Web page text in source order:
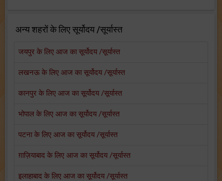
अन्य शहरों के लिए सूर्योदय /सूर्यास्त
जयपुर के लिए आज का सूर्योदय /सूर्यास्त
लखनऊ के लिए आज का सूर्योदय /सूर्यास्त
कानपुर के लिए आज का सूर्योदय /सूर्यास्त
भोपाल के लिए आज का सूर्योदय /सूर्यास्त
पटना के लिए आज का सूर्योदय /सूर्यास्त
ग़ाज़ियाबाद के लिए आज का सूर्योदय /सूर्यास्त
इलाहाबाद के लिए आज का सूर्योदय /सूर्यास्त